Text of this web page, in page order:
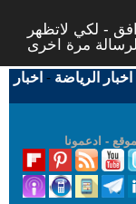
- لكي لاتظهر
اخبار الرياضة - اخبار
- ادعمونا